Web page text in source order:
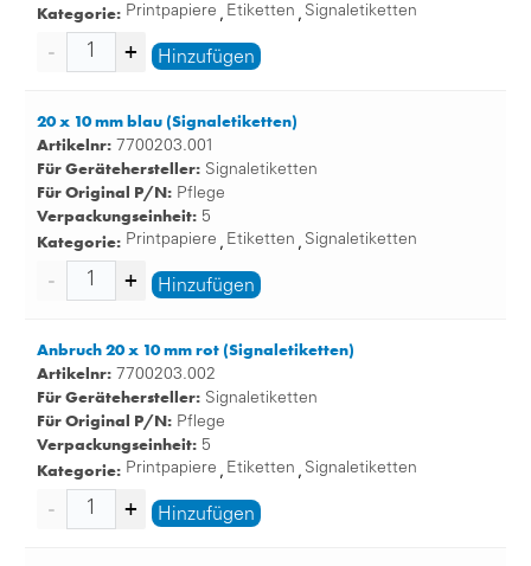
Kategorie: Printpapiere , Etiketten , Signaletiketten
Hinzufügen
20 x 10 mm blau (Signaletiketten)
Artikelnr: 7700203.001
Für Gerätehersteller: Signaletiketten
Für Original P/N: Pflege
Verpackungseinheit: 5
Kategorie: Printpapiere , Etiketten , Signaletiketten
Hinzufügen
Anbruch 20 x 10 mm rot (Signaletiketten)
Artikelnr: 7700203.002
Für Gerätehersteller: Signaletiketten
Für Original P/N: Pflege
Verpackungseinheit: 5
Kategorie: Printpapiere , Etiketten , Signaletiketten
Hinzufügen